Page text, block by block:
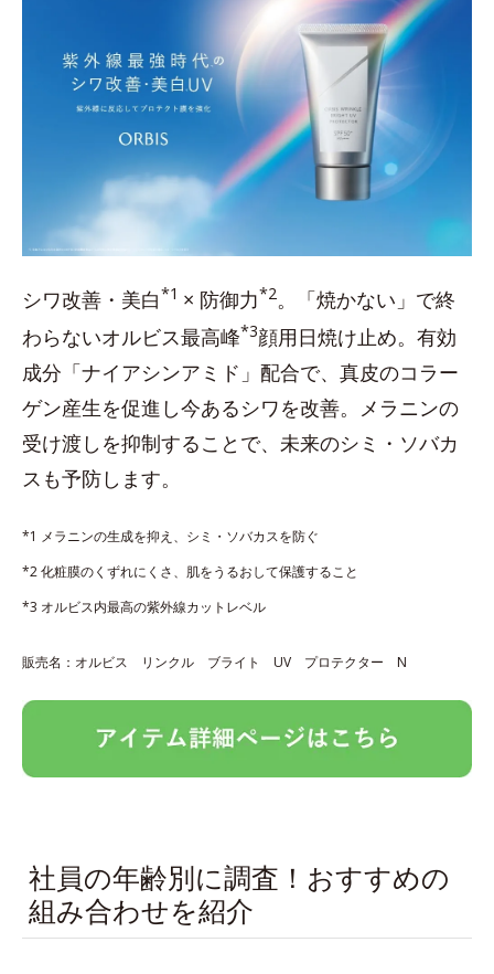
シワ改善・美白*1 × 防御力*2。「焼かない」で終
わらないオルビス最高峰*3顔用日焼け止め。有効
成分「ナイアシンアミド」配合で、真皮のコラー
ゲン産生を促進し今あるシワを改善。メラニンの
受け渡しを抑制することで、未来のシミ・ソバカ
スも予防します。
*1 メラニンの生成を抑え、シミ・ソバカスを防ぐ
*2 化粧膜のくずれにくさ、肌をうるおして保護すること
*3 オルビス内最高の紫外線カットレベル
販売名：オルビス リンクル ブライト UV プロテクター N
社員の年齢別に調査！おすすめの
組み合わせを紹介